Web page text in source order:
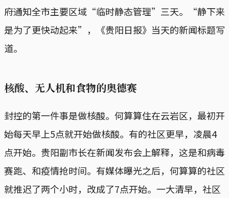
府通知全市主要区域“临时静态管理”三天。“静下来
是为了更快动起来”，《贵阳日报》当天的新闻标题写
道。
核酸、无人机和食物的奥德赛
封控的第一件事是做核酸。何算算住在云岩区，最初开
始每天早上5点就开始做核酸。有的社区更早，凌晨4
点开始。贵阳副市长在新闻发布会上解释，这是和病毒
赛跑、和疫情抢时间。有媒体曝光之后，何算算的社区
就推迟了两个小时，改成了7点开始。一大清早，社区